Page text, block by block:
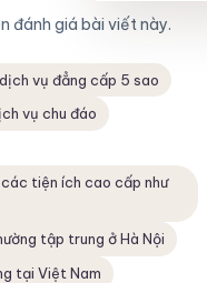
đánh giá bài viết này.
vụ đẳng cấp 5 sao
vụ chu đáo
tiện ích cao cấp như
tập trung ở Hà Nội
tại Việt Nam